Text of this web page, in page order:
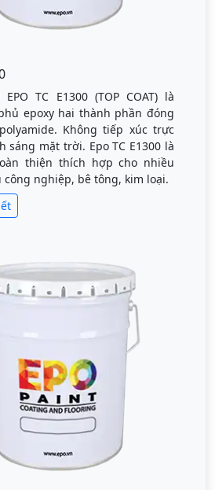
EPO TC E1300 (TOP COAT) là
epoxy hai thành phần đóng
Không tiếp xúc trực
sáng mặt trời. Epo TC E1300 là
thiện thích hợp cho nhiều
công nghiệp, bê tông, kim loại.